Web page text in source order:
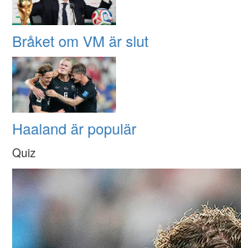
Bråket om VM är slut
Haaland är populär
Quiz